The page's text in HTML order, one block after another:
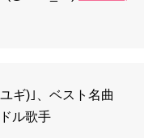
ギ)｣、ベスト名曲
ル歌手